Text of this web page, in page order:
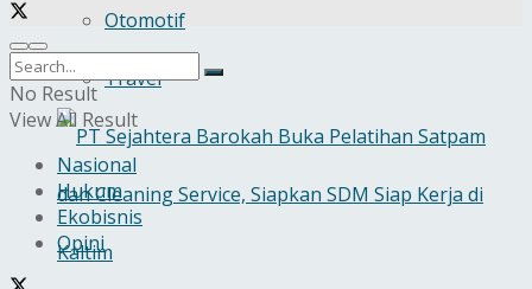
Otomotif
Travel
No Result
View All Result
Nasional
Hukum
Ekobisnis
Opini